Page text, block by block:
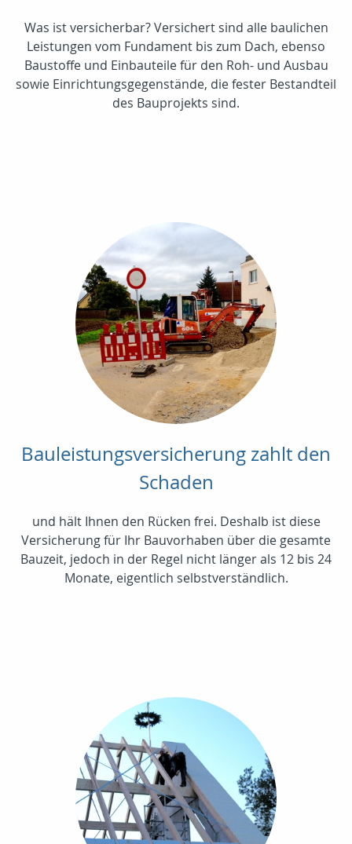
Was ist versicherbar? Versichert sind alle baulichen
Leistungen vom Fundament bis zum Dach, ebenso
Baustoffe und Einbauteile für den Roh- und Ausbau
sowie Einrichtungsgegenstände, die fester Bestandteil
des Bauprojekts sind.
Bauleistungsversicherung zahlt den
Schaden
und hält Ihnen den Rücken frei. Deshalb ist diese
Versicherung für Ihr Bauvorhaben über die gesamte
Bauzeit, jedoch in der Regel nicht länger als 12 bis 24
Monate, eigentlich selbstverständlich.